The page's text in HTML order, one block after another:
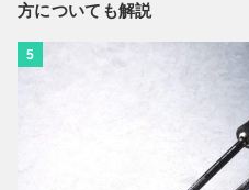
方についても解説
5